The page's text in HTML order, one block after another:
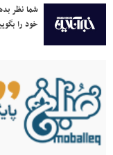
شما نظر
خود را